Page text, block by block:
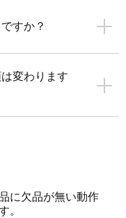
すか？
変わります
に欠品が無い動作
。